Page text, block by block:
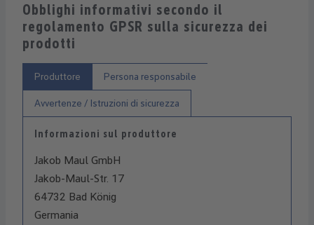
Obblighi informativi secondo il
regolamento GPSR sulla sicurezza dei
prodotti
Produttore Persona responsabile
Avvertenze / Istruzioni di sicurezza
Informazioni sul produttore
Jakob Maul GmbH
Jakob-Maul-Str. 17
64732 Bad König
Germania